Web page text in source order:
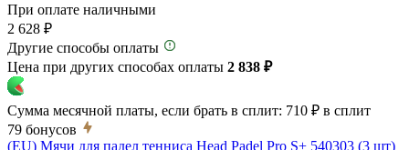
При оплате наличными
2 628 ₽
Другие способы оплаты
Цена при других способах оплаты 2 838 ₽
Сумма месячной платы, если брать в сплит: 710 ₽ в сплит
79 бонусов
(EU) Мячи для падел тенниса Head Padel Pro S+ 540303 (3 шт)